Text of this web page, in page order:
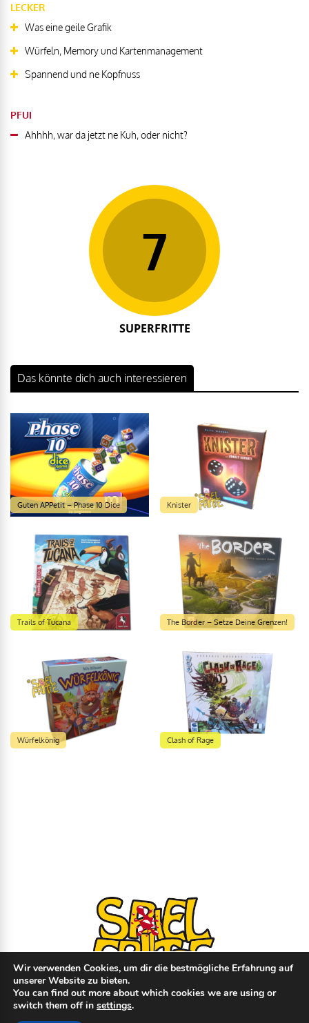
LECKER
Was eine geile Grafik
Würfeln, Memory und Kartenmanagement
Spannend und ne Kopfnuss
PFUI
Ahhhh, war da jetzt ne Kuh, oder nicht?
7
SUPERFRITTE
Das könnte dich auch interessieren
Guten APPetit – Phase 10 Dice Knister
Trails of Tucana The Border – Setze Deine Grenzen!
Würfelkönig Clash of Rage
Wir verwenden Cookies, um dir die bestmögliche Erfahrung auf
unserer Website zu bieten.
You can find out more about which cookies we are using or
switch them off in settings.